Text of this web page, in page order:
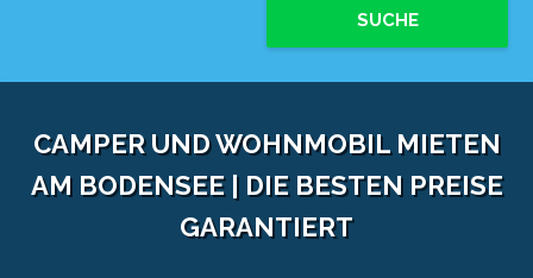
SUCHE
CAMPER UND WOHNMOBIL MIETEN
AM BODENSEE | DIE BESTEN PREISE
GARANTIERT